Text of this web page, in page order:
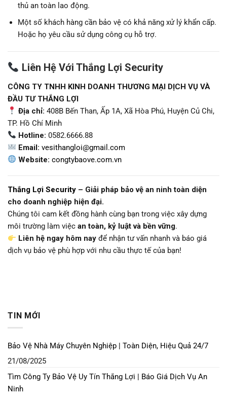
thủ an toàn lao động.
Một số khách hàng cần bảo vệ có khả năng xử lý khẩn cấp.
Hoặc họ yêu cầu sử dụng công cụ hỗ trợ.
Liên Hệ Với Thắng Lợi Security
CÔNG TY TNHH KINH DOANH THƯƠNG MẠI DỊCH VỤ VÀ
ĐẦU TƯ THẮNG LỢI
Địa chỉ: 408B Bến Than, Ấp 1A, Xã Hòa Phú, Huyện Củ Chi,
TP. Hồ Chí Minh
Hotline: 0582.6666.88
Email: vesithangloi@gmail.com
Website: congtybaove.com.vn
Thắng Lợi Security – Giải pháp bảo vệ an ninh toàn diện
cho doanh nghiệp hiện đại.
Chúng tôi cam kết đồng hành cùng bạn trong việc xây dựng
môi trường làm việc an toàn, kỷ luật và bền vững.
Liên hệ ngay hôm nay để nhận tư vấn nhanh và báo giá
dịch vụ bảo vệ phù hợp với nhu cầu thực tế của bạn!
TIN MỚI
Bảo Vệ Nhà Máy Chuyên Nghiệp | Toàn Diện, Hiệu Quả 24/7
21/08/2025
Tìm Công Ty Bảo Vệ Uy Tín Thắng Lợi | Báo Giá Dịch Vụ An
Ninh